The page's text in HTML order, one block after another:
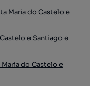
Maria do Castelo e
e Santiago e
do Castelo e